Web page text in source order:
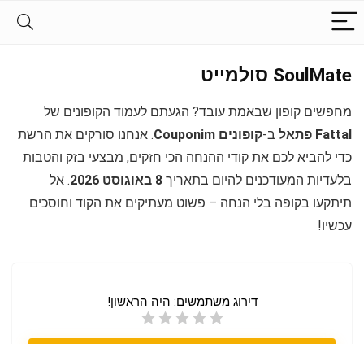
SoulMate סולמייט
מחפשים קופון שבאמת עובד? הגעתם לעמוד הקופונים של
Fattal פתאל
ב-קופונים Couponim
. אנחנו סורקים את הרשת
כדי להביא לכם את קודי ההנחה הכי חזקים, מבצעי בזק והטבות
בלעדיות המעודכנים להיום בתאריך 8 באוגוסט 2026
. אל
תיתקעו בקופה בלי הנחה – פשוט מעתיקים את הקוד וחוסכים
עכשיו!
דירוג משתמשים: היה הראשון!